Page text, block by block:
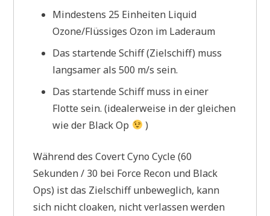
Mindestens 25 Einheiten Liquid
Ozone/Flüssiges Ozon im Laderaum
Das startende Schiff (Zielschiff) muss
langsamer als 500 m/s sein.
Das startende Schiff muss in einer
Flotte sein. (idealerweise in der gleichen
wie der Black Op
)
Während des Covert Cyno Cycle (60
Sekunden / 30 bei Force Recon und Black
Ops) ist das Zielschiff unbeweglich, kann
sich nicht cloaken, nicht verlassen werden